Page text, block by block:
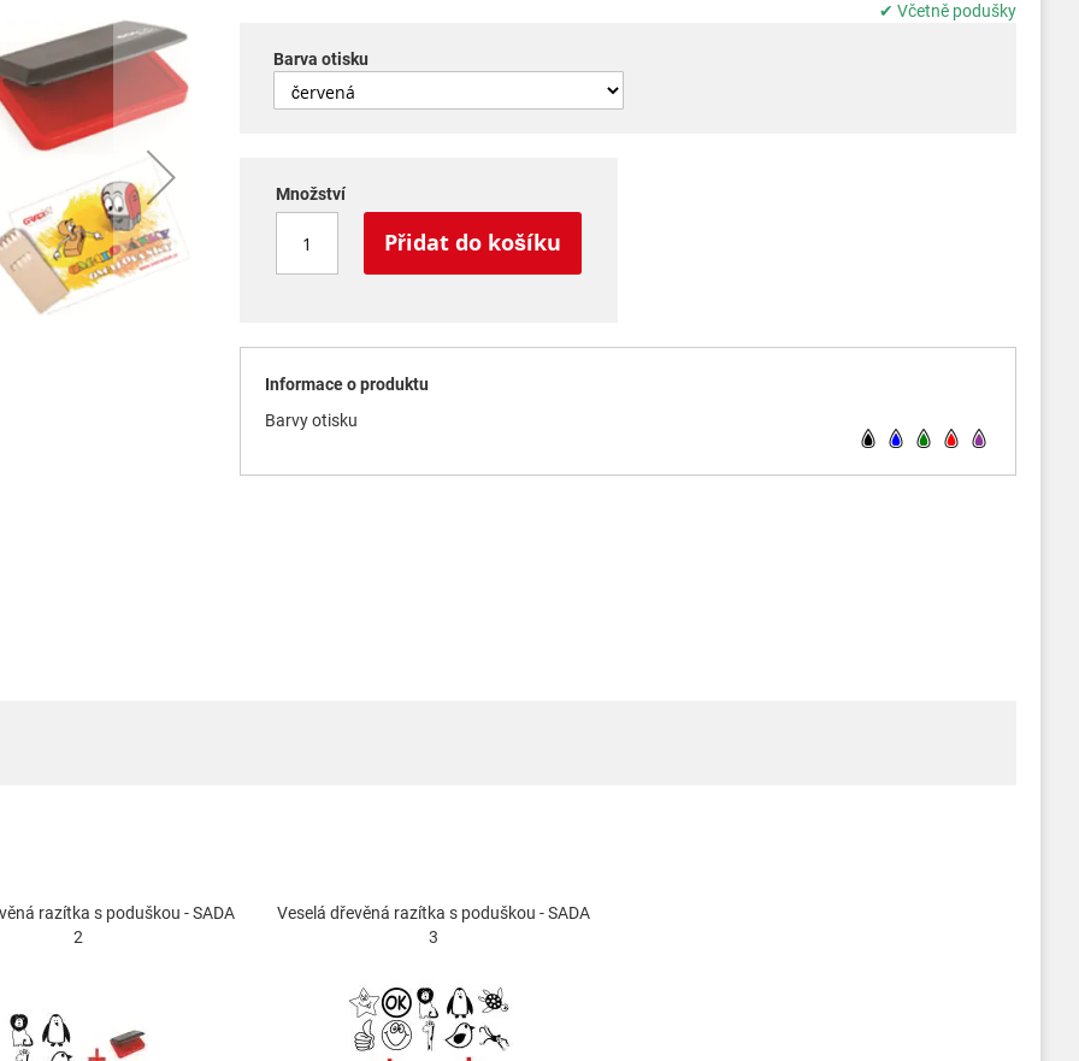
✔ Včetně podušky
Barva otisku
Množství
Přidat do košíku
Informace o produktu
Barvy otisku
razítka s poduškou - SADA
2
Veselá dřevěná razítka s poduškou - SADA
3